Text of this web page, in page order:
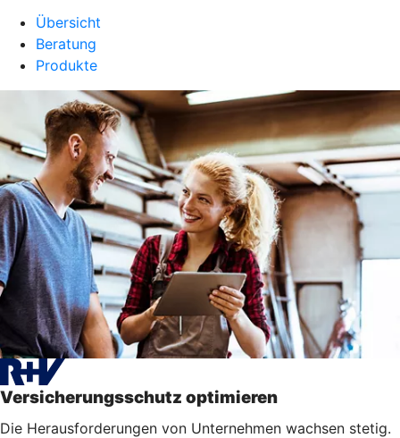
Übersicht
Beratung
Produkte
Versicherungsschutz optimieren
Die Herausforderungen von Unternehmen wachsen stetig.